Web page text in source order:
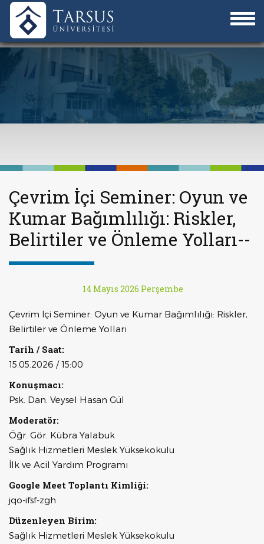
Çevrim İçi Seminer: Oyun ve
Kumar Bağımlılığı: Riskler,
Belirtiler ve Önleme Yolları--
14 Mayıs 2026 Perşembe
Çevrim İçi Seminer: Oyun ve Kumar Bağımlılığı: Riskler,
Belirtiler ve Önleme Yolları
Tarih / Saat:
15.05.2026 / 15:00
Konuşmacı:
Psk. Dan. Veysel Hasan Gül
Moderatör:
Öğr. Gör. Kübra Yalabuk
Sağlık Hizmetleri Meslek Yüksekokulu
İlk ve Acil Yardım Programı
Google Meet Toplantı Kimliği:
jqo-ifsf-zgh
Düzenleyen Birim:
Sağlık Hizmetleri Meslek Yüksekokulu